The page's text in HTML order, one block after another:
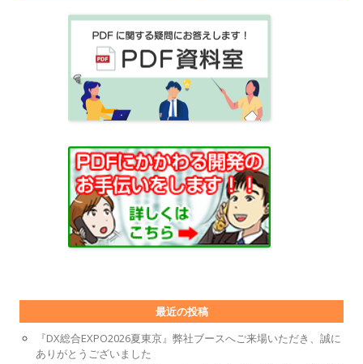
最近の投稿
『DX総合EXPO2026夏東京』弊社ブースへご来場いただき、誠に
ありがとうございました